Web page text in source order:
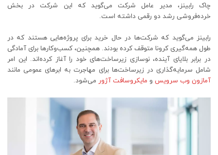
چاک رابینز، مدیر عامل شرکت می‌گوید که این شرکت در بخش
خرده‌فروشی رشد دو رقمی داشته است.
رابینز می‌گوید که شرکت‌ها در حال خرید برای پروژه‌هایی هستند که در
طول همه‌گیری کرونا متوقف کرده بودند. همچنین، کسب‌وکارها برای آمادگی
در برابر بلایای آینده، نوسازی زیرساخت‌های خود را آغاز کرده‌اند. این امر
شامل سرمایه‌گذاری در زیرساخت‌ها برای مهاجرت به ابرهای عمومی مانند
آمازون وب سرویس و مایکروسافت آژور می‌شود.